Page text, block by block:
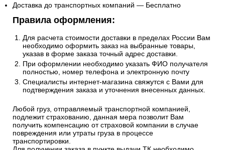
Доставка до транспортных компаний — Бесплатно
Правила оформления:
Для расчета стоимости доставки в пределах России Вам
необходимо оформить заказ на выбранные товары,
указав в форме заказа точный адрес доставки.
При оформлении необходимо указать ФИО получателя
полностью, номер телефона и электронную почту
Специалисты интернет-магазина свяжутся с Вами для
подтверждения заказа и уточнения внесенных данных.
Любой груз, отправляемый транспортной компанией,
подлежит страхованию, данная мера позволит Вам
получить компенсацию от страховой компании в случае
повреждения или утраты груза в процессе
транспортировки.